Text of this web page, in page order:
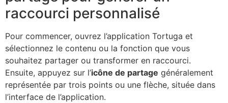
raccourci personnalisé
Pour commencer, ouvrez l’application Tortuga et
sélectionnez le contenu ou la fonction que vous
souhaitez partager ou transformer en raccourci.
Ensuite, appuyez sur l’icône de partage généralement
représentée par trois points ou une flèche, située dans
l’interface de l’application.